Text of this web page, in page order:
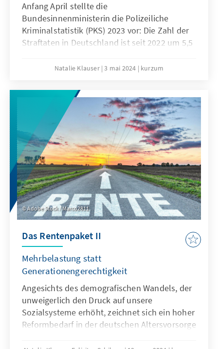
Anfang April stellte die
Bundesinnenministerin die Polizeiliche
Kriminalstatistik (PKS) 2023 vor: Die Zahl der
Straftaten in Deutschland ist seit 2022 um 5,5
Anstieg sieht das Bundeskriminalamt (BKA) in
legt nahe, dass ein Zusammenhang zwischen
krimineller Neigung und mangelnder
Integration bestehen kann. Welchen Beitrag
könnte Integrationspolitik zur
Kriminalitätsreduktion leisten?
Natalie Klauser 3 mai 2024 kurzum
Adobe Stock / Marco2811
Das Rentenpaket II
Mehrbelastung statt
Generationengerechtigkeit
Angesichts des demografischen Wandels, der
unweigerlich den Druck auf unsere
Sozialsysteme erhöht, zeichnet sich ein hoher
Reformbedarf in der deutschen Altersvorsorge